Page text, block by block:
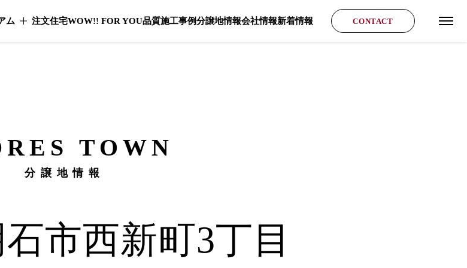
ム モレスプレミアムのメニューを開く
注文住宅WOW!! FOR YOU品質施工事例分譲地情報会社情報新着情報 CONTACT
グロ
TOWN
分譲地情報
市西新町3丁目